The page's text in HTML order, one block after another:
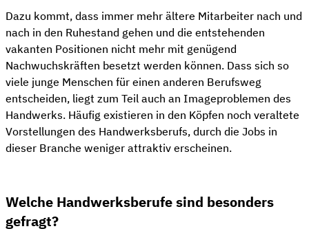
Dazu kommt, dass immer mehr ältere Mitarbeiter nach und
nach in den Ruhestand gehen und die entstehenden
vakanten Positionen nicht mehr mit genügend
Nachwuchskräften besetzt werden können. Dass sich so
viele junge Menschen für einen anderen Berufsweg
entscheiden, liegt zum Teil auch an Imageproblemen des
Handwerks. Häufig existieren in den Köpfen noch veraltete
Vorstellungen des Handwerksberufs, durch die Jobs in
dieser Branche weniger attraktiv erscheinen.
Welche Handwerksberufe sind besonders
gefragt?